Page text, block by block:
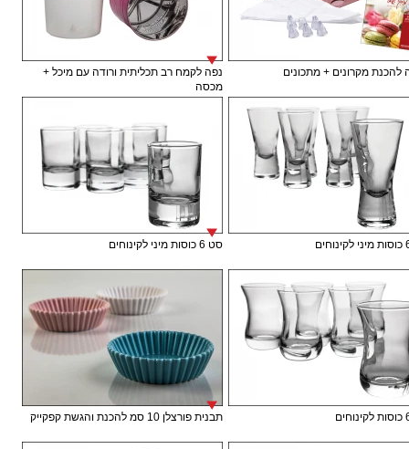
להכנת מקרונים + מתכונים
נפה לקמח רב תכליתית ורודה עם מיכל +
מכסה
סט 6 כוסות מיני לקינוחים
תבנית פורצלן 10 סמ להכנת והגשת קפקייק